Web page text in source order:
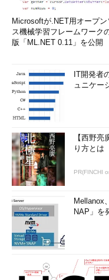
Microsoftが.NET用オープン
ス機械学習フレームワーク
版「ML.NET 0.11」を公開
IT開発者
ュニケー
【西野
り方とは
PR(FINCHI
Mellanox
NAP」を